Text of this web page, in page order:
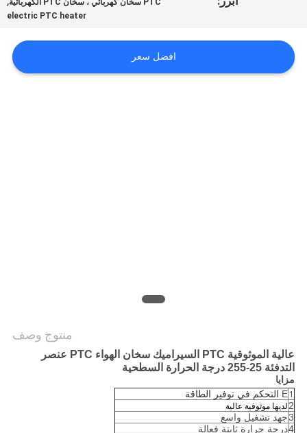
اقتباس
PTC سخان كهربائي ، سخان PTC الكهربائية
electric PTC heater
افضل سعر
منتوج وصف
عالية الموثوقية PTC السيراميك سخان الهواء PTC عنصر
التدفئة 25-255 درجة الحرارة السطحية
مزايا
1
E التحكم في توفير الطاقة
2لديها موثوقية عالية
3جهد تشغيل واسع
4درجة حرارة ثابتة فعالة